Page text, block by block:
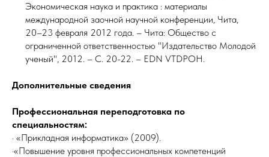
Экономическая наука и практика : материалы
международной заочной научной конференции, Чита,
20–23 февраля 2012 года. – Чита: Общество с
ограниченной ответственностью "Издательство Молодой
ученый", 2012. – С. 20-22. – EDN VTDPOH.
Дополнительные сведения
Профессиональная переподготовка по
специальностям:
· «Прикладная информатика» (2009).
·«Повышение уровня профессиональных компетенций